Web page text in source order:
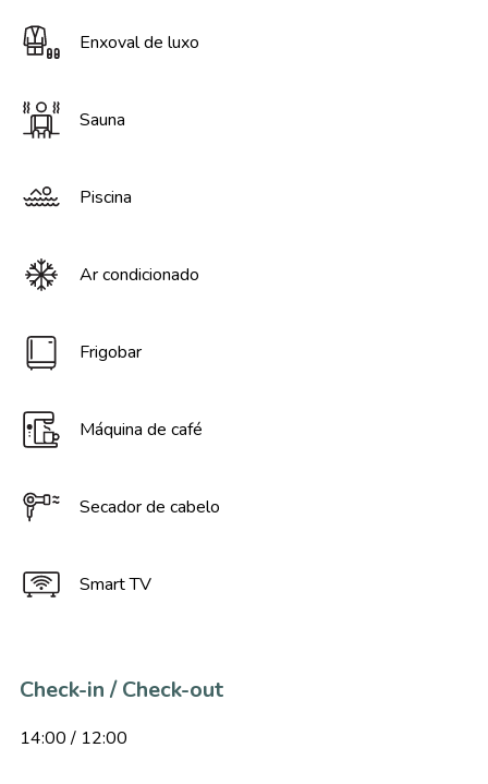
Enxoval de luxo
Sauna
Piscina
Ar condicionado
Frigobar
Máquina de café
Secador de cabelo
Smart TV
Check-in / Check-out
14:00 / 12:00